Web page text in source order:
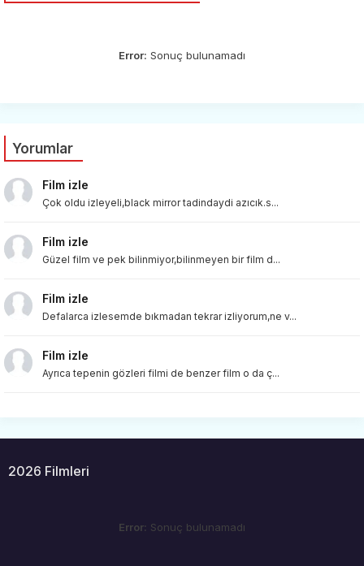
Error: Sonuç bulunamadı
Yorumlar
Film izle
Çok oldu izleyeli,black mirror tadindaydi azıcık.s...
Film izle
Güzel film ve pek bilinmiyor,bilinmeyen bir film d...
Film izle
Defalarca izlesemde bıkmadan tekrar izliyorum,ne v...
Film izle
Ayrıca tepenin gözleri filmi de benzer film o da ç...
2026 Filmleri
Error: Sonuç bulunamadı